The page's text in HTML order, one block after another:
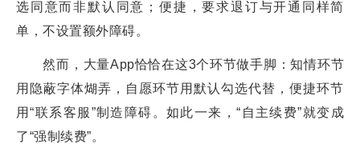
选同意而非默认同意；便捷，要求退订与开通同样简
单，不设置额外障碍。
然而，大量App恰恰在这3个环节做手脚：知情环节
用隐蔽字体煳弄，自愿环节用默认勾选代替，便捷环节
用“联系客服”制造障碍。如此一来，“自主续费”就变成
了“强制续费”。